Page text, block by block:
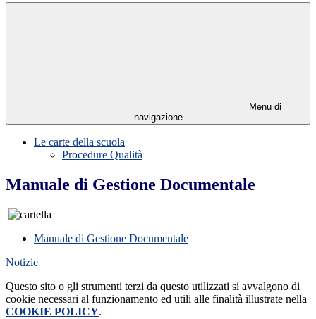
Menu di
navigazione
Le carte della scuola
Procedure Qualità
Manuale di Gestione Documentale
Manuale di Gestione Documentale
Notizie
Questo sito o gli strumenti terzi da questo utilizzati si avvalgono di
cookie necessari al funzionamento ed utili alle finalità illustrate nella
COOKIE POLICY.